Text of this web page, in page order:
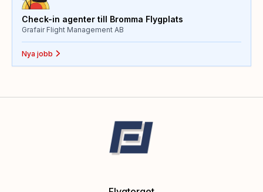
Check-in agenter till Bromma Flygplats
Grafair Flight Management AB
Nya jobb